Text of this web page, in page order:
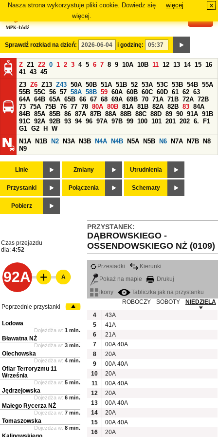
Nasza strona wykorzystuje pliki cookie. Dowiedz się
więcej.
więcej x
Sprawdź rozkład na dzień: i godzinę:
Z Z1 Z2 0 1 2 3 4 5 6 7 8 9 10A 10B 11 12 13 14 15 16
41 43 45
Z3 Z6 Z13 Z43 50A 50B 51A 51B 52 53A 53C 53B 54B 55A
55B 55C 56 57 58A 58B 59 60A 60B 60C 60D 61 62 63
64A 64B 65A 65B 66 67 68 69A 69B 70 71A 71B 72A 72B
73 75A 75B 76 77 78 80A 80B 81A 81B 82A 82B 83 84A
84B 85A 85B 86 87A 87B 88A 88B 88C 88D 89 90 91A 91B
91C 92A 92B 93 94 96 97A 97B 99 100 101 201 202 6.
F1
G1 G2 H
W
N1A
N1B N2 N3A N3B N4A N4B N5A N5B N6 N7A N7B
N8
N9
Linie Zmiany Utrudnienia
Przystanki Połączenia Schematy
Pobierz
PRZYSTANEK:
DĄBROWSKIEGO -
OSSENDOWSKIEGO NŻ (0109)
Czas przejazdu
dla: 4:52
92A
Przesiadki
Kierunki
Pokaż na mapie
Drukuj
ikony
Tabliczka jak na przystanku
ROBOCZY
SOBOTY
NIEDZIELA
4
43A
5
41A
6
21A
7
00A 40A
8
20A
9
00A 40A
10
20A
11
00A 40A
12
20A
13
00A 40A
14
20A
15
00A 40A
16
20A
A
Poprzednie przystanki
Lodowa
Dojeżdża w: 1 min.
Bławatna NŻ
Dojeżdża w: 3 min.
Olechowska
Dojeżdża w: 4 min.
Ofiar Terroryzmu 11
Września
Dojeżdża w: 5 min.
Jędrzejowska
Dojeżdża w: 6 min.
Małego Rycerza NŻ
Dojeżdża w: 7 min.
Tomaszowska
Dojeżdża w: 8 min.